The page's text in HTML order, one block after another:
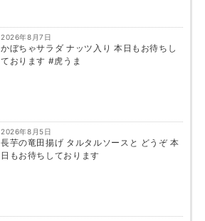
2026年8月7日
かぼちゃサラダ ナッツ入り 本日もお待ちし
ております #虎うま
2026年8月5日
長芋の竜田揚げ タルタルソースと どうぞ 本
日もお待ちしております